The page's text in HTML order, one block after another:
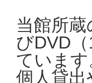
当館所
びDVD
ています
個人貸